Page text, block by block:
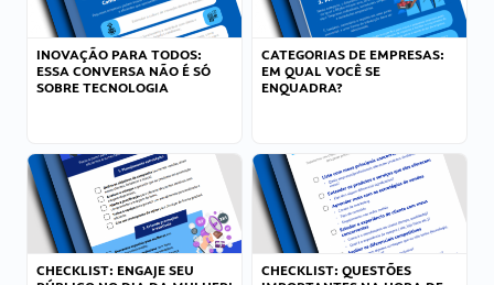
INOVAÇÃO PARA TODOS:
ESSA CONVERSA NÃO É SÓ
SOBRE TECNOLOGIA
CATEGORIAS DE EMPRESAS:
EM QUAL VOCÊ SE
ENQUADRA?
CHECKLIST: ENGAJE SEU
CHECKLIST: QUESTÕES